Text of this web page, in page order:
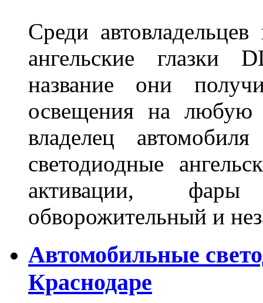
Среди
ангельские глазки
название они
освещения на любую
владелец
светодиодные
активации, фары
обворожительный и
Автомобильные
Краснодаре